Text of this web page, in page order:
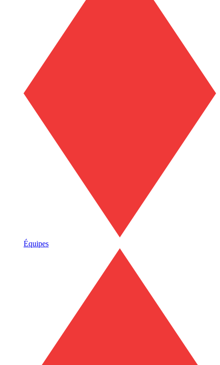
Équipes